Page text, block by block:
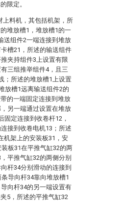
限定。
上料机，其包括机架，所
堆放槽1，堆放槽1的一
送组件2一端连接到堆放
槽21，所述的输送组件
夹持组件3上设置有限
三组推举组件4，且三
；所述的堆放槽1上设置
放槽1远离输送组件2的
的一端固定连接到堆放
另一端通过设置在堆放
固定连接到收卷杆12，
接到收卷电机13；所述
机架上的安装板31，安
板31在平推气缸32的两
平推气缸32的两侧分别
杆34分别滑动的连接到
导向杆34靠向堆放槽1
向杆34的另一端设置有
5，所述的平推气缸32